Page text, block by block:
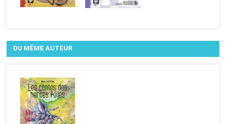
DU MÊME AUTEUR